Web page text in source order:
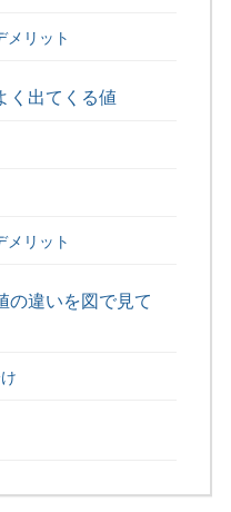
メリット
く出てくる値
メリット
の違いを図で見て